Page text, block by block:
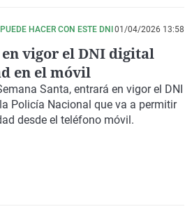
HACER CON ESTE DNI01/04/2026 13:58
vigor el DNI digital
en el móvil
Santa, entrará en vigor el DNI
Policía Nacional que va a permitir
desde el teléfono móvil.